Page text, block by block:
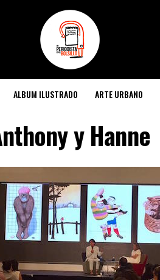
ALBUM ILUSTRADO ARTE URBANO
y Hanne